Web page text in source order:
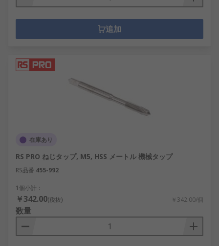
追加
在庫あり
RS PRO ねじタップ, M5, HSS メートル 機械タップ
RS品番 455-992
1個小計：
￥342.00(税抜) ￥342.00/個
数量